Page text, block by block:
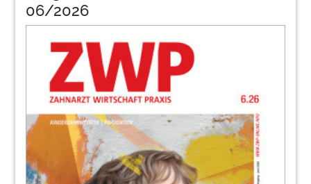
muss und will Rendite machen und seine
Praxis mit Gewinn betreiben
LL.M.
dental bauer GmbH & Co. KG
34
Aktuelle Rechtsprechung zu Fragen der
Scheinselbstständigkeit
Dipl.-Wirtsch.-Ing. Eyk Nowak
06/2026